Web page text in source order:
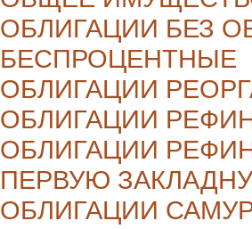
ОБЛИГАЦИИ БЕЗ
БЕСПРОЦЕНТНЫЕ
ОБЛИГАЦИИ
ОБЛИГАЦИИ
ОБЛИГАЦИИ
ПЕРВУЮ
ОБЛИГАЦИИ